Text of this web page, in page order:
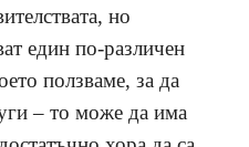
но
един по-различен
ползваме, за да
– то може да има